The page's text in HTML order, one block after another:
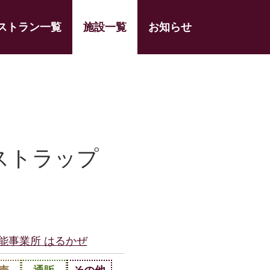
トラン一覧 施設一覧 お知らせ
トラップ
事業所 はるかぜ